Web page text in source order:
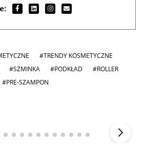
#TRENDY KOSMETYCZNE
#SZMINKA #PODKŁAD
#ROLLER
#PRE-SZAMPON